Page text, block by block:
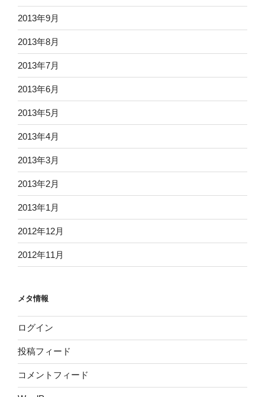
2013年9月
2013年8月
2013年7月
2013年6月
2013年5月
2013年4月
2013年3月
2013年2月
2013年1月
2012年12月
2012年11月
メタ情報
ログイン
投稿フィード
コメントフィード